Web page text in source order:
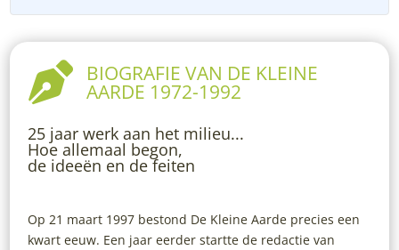
 BIOGRAFIE VAN DE KLEINE
AARDE 1972-1992
25 jaar werk aan het milieu...
Hoe allemaal begon,
de ideeën en de feiten
Op 21 maart 1997 bestond De Kleine Aarde precies een
kwart eeuw. Een jaar eerder startte de redactie van